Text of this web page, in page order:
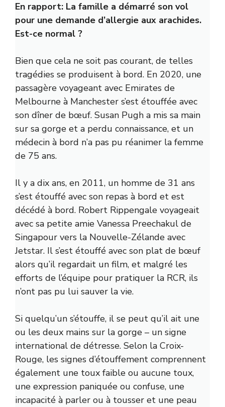
En rapport: La famille a démarré son vol
pour une demande d’allergie aux arachides.
Est-ce normal ?
Bien que cela ne soit pas courant, de telles
tragédies se produisent à bord. En 2020, une
passagère voyageant avec Emirates de
Melbourne à Manchester s’est étouffée avec
son dîner de bœuf. Susan Pugh a mis sa main
sur sa gorge et a perdu connaissance, et un
médecin à bord n’a pas pu réanimer la femme
de 75 ans.
Il y a dix ans, en 2011, un homme de 31 ans
s’est étouffé avec son repas à bord et est
décédé à bord. Robert Rippengale voyageait
avec sa petite amie Vanessa Preechakul de
Singapour vers la Nouvelle-Zélande avec
Jetstar. Il s’est étouffé avec son plat de bœuf
alors qu’il regardait un film, et malgré les
efforts de l’équipe pour pratiquer la RCR, ils
n’ont pas pu lui sauver la vie.
Si quelqu’un s’étouffe, il se peut qu’il ait une
ou les deux mains sur la gorge – un signe
international de détresse. Selon la Croix-
Rouge, les signes d’étouffement comprennent
également une toux faible ou aucune toux,
une expression paniquée ou confuse, une
incapacité à parler ou à tousser et une peau